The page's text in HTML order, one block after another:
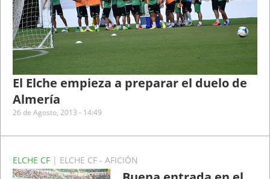
El Elche empieza a preparar el duelo de
Almería
26 de Agosto, 2013 - 14:49
ELCHE CF | ELCHE CF - AFICIÓN